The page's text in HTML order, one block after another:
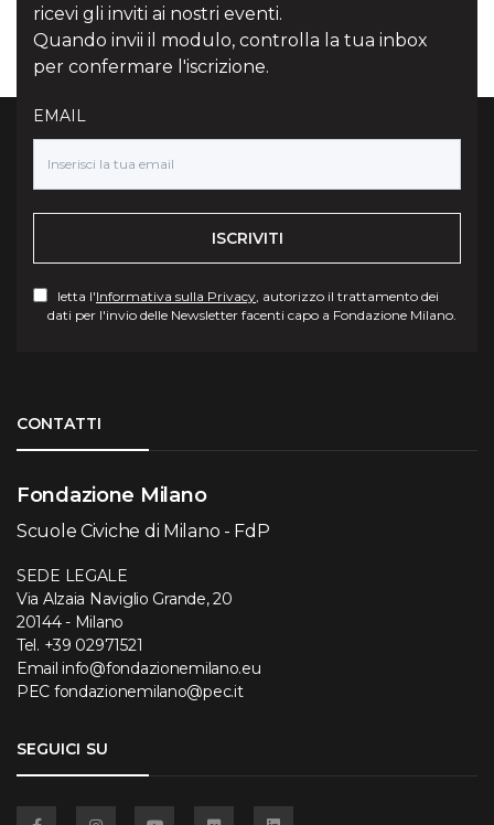
ricevi gli inviti ai nostri eventi.
Quando invii il modulo, controlla la tua inbox
per confermare l'iscrizione.
EMAIL
ISCRIVITI
letta l'Informativa sulla Privacy , autorizzo il trattamento dei
dati per l'invio delle Newsletter facenti capo a Fondazione Milano.
CONTATTI
Fondazione Milano
Scuole Civiche di Milano - FdP
SEDE LEGALE
Via Alzaia Naviglio Grande, 20
20144 - Milano
Tel. +39 02971521
Email info@fondazionemilano.eu
PEC fondazionemilano@pec.it
SEGUICI SU